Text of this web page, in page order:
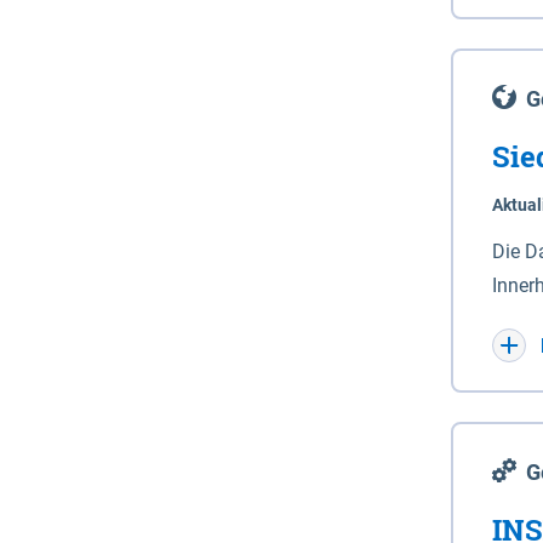
Die